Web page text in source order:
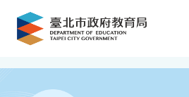
跳到主要內容